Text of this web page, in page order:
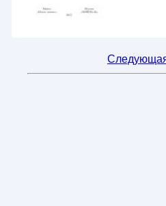
Следующая